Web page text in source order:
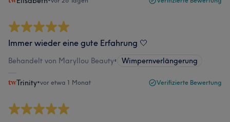
Immer wieder eine gute Erfahrung 🤍
Behandelt von Maryllou Beauty• Wimpernverlängerung
Trinity•vor etwa 1 Monat Verifizierte Bewertung